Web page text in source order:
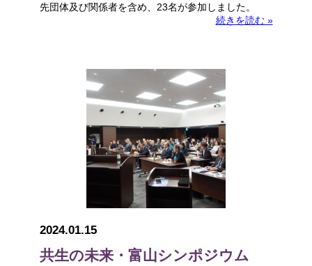
先団体及び関係者を含め、23名が参加しました。
続きを読む »
2024.01.15
共生の未来・富山シンポジウム